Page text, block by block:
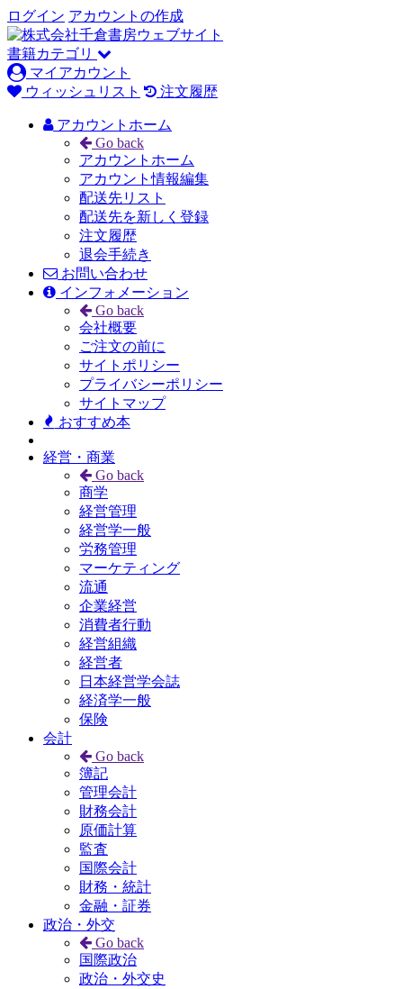
ログイン アカウントの作成
書籍カテゴリ
マイアカウント
ウィッシュリスト
注文履歴
アカウントホーム
Go back
アカウントホーム
アカウント情報編集
配送先リスト
配送先を新しく登録
注文履歴
退会手続き
お問い合わせ
インフォメーション
Go back
会社概要
ご注文の前に
サイトポリシー
プライバシーポリシー
サイトマップ
おすすめ本
経営・商業
Go back
商学
経営管理
経営学一般
労務管理
マーケティング
流通
企業経営
消費者行動
経営組織
経営者
日本経営学会誌
経済学一般
保険
会計
Go back
簿記
管理会計
財務会計
原価計算
監査
国際会計
財務・統計
金融・証券
政治・外交
Go back
国際政治
政治・外交史